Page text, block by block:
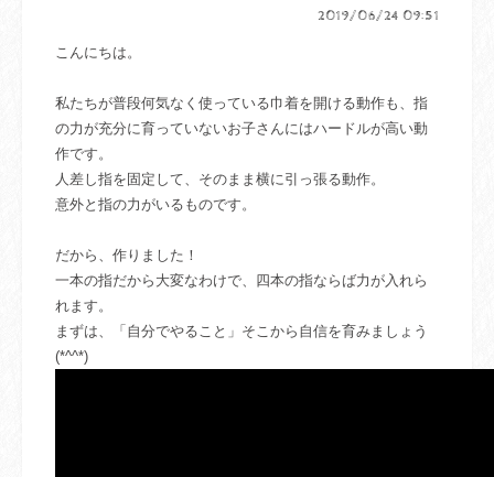
2019/06/24 09:51
こんにちは。
私たちが普段何気なく使っている巾着を開ける動作も、指
の力が充分に育っていないお子さんにはハードルが高い動
作です。
人差し指を固定して、そのまま横に引っ張る動作。
意外と指の力がいるものです。
だから、作りました！
一本の指だから大変なわけで、四本の指ならば力が入れら
れます。
まずは、「自分でやること」そこから自信を育みましょう
(*^^*)